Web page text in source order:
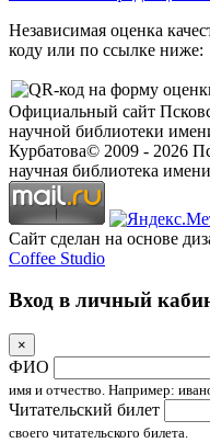
Независимая оценка
коду или по ссылке ниже:
Официальный сайт
научной библиотеки
Курбатова© 2009 - 2026
научная библиотека
Сайт сделан на основе
Coffee Studio
Вход в личный
×
ФИО
имя и отчество. Например:
Читательский билет
своего читательского билета.